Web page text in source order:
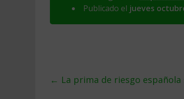
Publicado el jueves
← La prima de riesgo